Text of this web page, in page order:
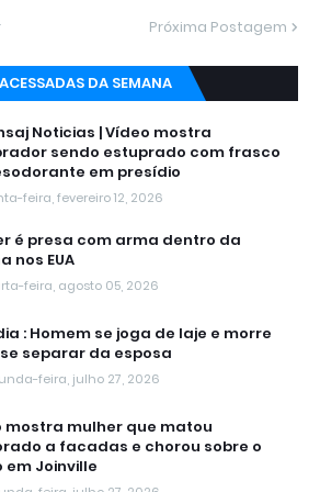
Próxima Postagem
DA SEMANA
Noticias | Vídeo mostra
sendo estuprado com frasco
em presídio
feira, fevereiro 12, 2026
é presa com arma dentro da
nos EUA
feira, agosto 05, 2026
: Homem se joga de laje e morre
separar da esposa
feira, julho 27, 2026
mostra mulher que matou
a facadas e chorou sobre o
em Joinville